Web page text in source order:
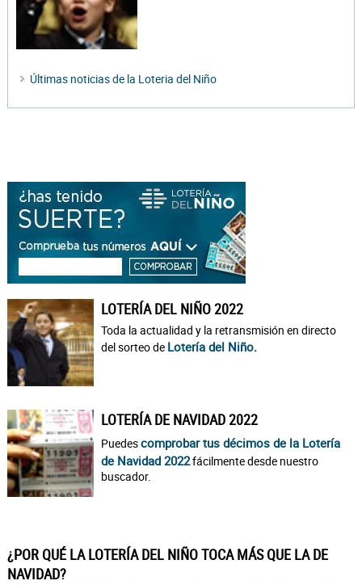
Últimas noticias de la Loteria del Niño
LOTERÍA DEL NIÑO 2022
Toda la actualidad y la retransmisión en directo
del sorteo de Lotería del Niño.
LOTERÍA DE NAVIDAD 2022
Puedescomprobar tus décimos de la Lotería
de Navidad 2022fácilmente desde nuestro
buscador.
¿POR QUÉ LA LOTERÍA DEL NIÑO TOCA MÁS QUE LA DE
NAVIDAD?